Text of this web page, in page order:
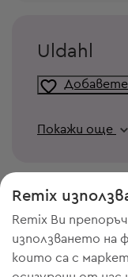
Uldahl
Покажи още
Remix
Remix Ви
използването на
които са с